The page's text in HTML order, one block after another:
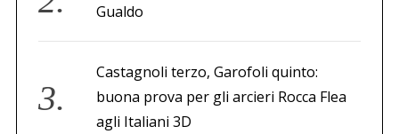
Gualdo
Castagnoli terzo, Garofoli quinto:
buona prova per gli arcieri Rocca Flea
agli Italiani 3D